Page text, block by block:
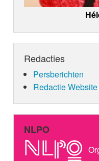
Redacties
Persberichten
Redactie Website
NLPO